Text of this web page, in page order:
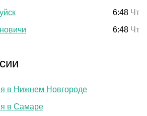
6:48 Чт
6:48 Чт
в Нижнем Новгороде
в Самаре